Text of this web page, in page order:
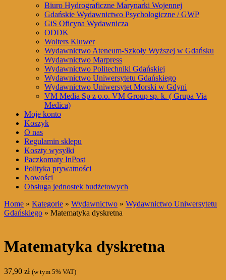
Biuro Hydrograficzne Marynarki Wojennej
Gdańskie Wydawnictwo Psychologiczne / GWP
GiS Oficyna Wydawnicza
ODDK
Wolters Kluwer
Wydawnictwo Ateneum-Szkoły Wyższej w Gdańsku
Wydawnictwo Marpress
Wydawnictwo Politechniki Gdańskiej
Wydawnictwo Uniwersytetu Gdańskiego
Wydawnictwo Uniwersytet Morski w Gdyni
VM Media Sp z o.o. VM Group sp. k. ( Grupa Via
Medica)
Moje konto
Koszyk
O nas
Regulamin sklepu
Koszty wysyłki
Paczkomaty InPost
Polityka prywatności
Nowości
Obsługa jednostek budżetowych
Home » Kategorie » Wydawnictwo » Wydawnictwo Uniwersytetu
Gdańskiego » Matematyka dyskretna
Matematyka dyskretna
37,90 zł (w tym 5% VAT)